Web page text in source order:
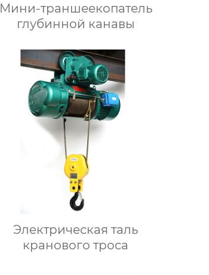
Мини-траншеекопатель
глубинной канавы
Электрическая таль
кранового троса